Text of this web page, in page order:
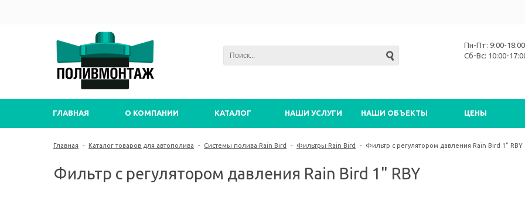
Пн-Пт: 9:00-18:00
Сб-Вс: 10:00-
ГЛАВНАЯ О КОМПАНИИ КАТАЛОГ НАШИ УСЛУГИ НАШИ ОБЪЕКТЫ ЦЕНЫ
Главная - Каталог товаров для автополива - Системы полива Rain Bird - Фильтры Rain Bird - Фильтр с регулятором давления Rain Bird 1" RBY
Фильтр с регулятором давления Rain Bird 1" RBY